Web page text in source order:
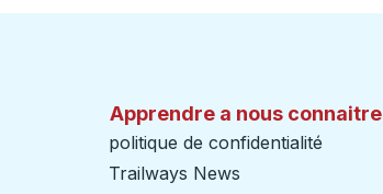
Apprendre a nous connaitre
politique de confidentialité
Trailways News